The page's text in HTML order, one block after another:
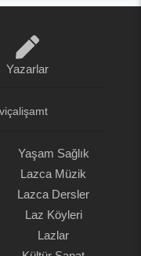
Yazarlar
Yaşam Sağlık
Lazca Müzik
Lazca Dersler
Laz Köyleri
Lazlar